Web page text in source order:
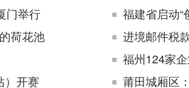
门举行
荷花池
）开赛
福建省启动“
进境邮件税
福州124家
莆田城厢区